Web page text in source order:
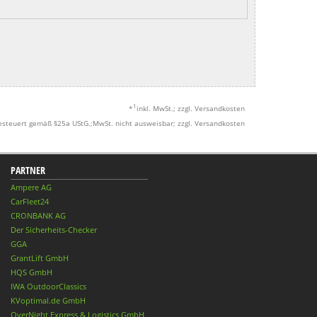
* 1 inkl. MwSt.; zzgl. Versandkosten
gemäß §25a UStG.;MwSt. nicht ausweisbar; zzgl. Versandkosten
PARTNER
Ampere AG
CarFleet24
CRONBANK AG
Der Sicherheits-Checker
GGA
GrantLift GmbH
HQS GmbH
IWA OutdoorClassics
KVoptimal.de GmbH
OverNight Express & Logistics GmbH